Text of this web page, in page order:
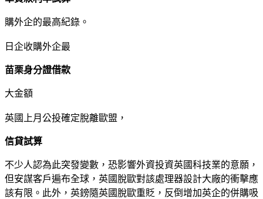
購外企的最高紀錄。
日企收購外企最
苗栗身分證借款
大金額
英國上月公投確定脫離歐盟，
信貸試算
不少人認為此突發變數，恐影響外資投資英國科技業的意願，
但安謀客戶遍布全球，英國脫歐對該處理器設計大廠的衝擊應
該有限。此外，英鎊隨英國脫歐重貶，反倒增加英企的併購吸